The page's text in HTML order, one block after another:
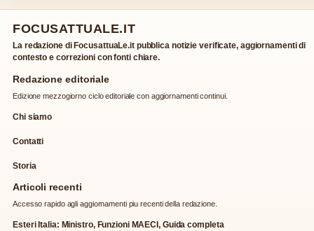
FOCUSATTUALE.IT
La redazione di FocusattuaLe.it pubblica notizie verificate, aggiornamenti di
contesto e correzioni con fonti chiare.
Redazione editoriale
Edizione mezzogiorno ciclo editoriale con aggiornamenti continui.
Chi siamo
Contatti
Storia
Articoli recenti
Accesso rapido agli aggiornamenti piu recenti della redazione.
Esteri Italia: Ministro, Funzioni MAECI, Guida completa